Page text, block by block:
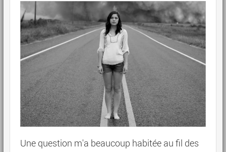
Une question m'a beaucoup habitée au fil des